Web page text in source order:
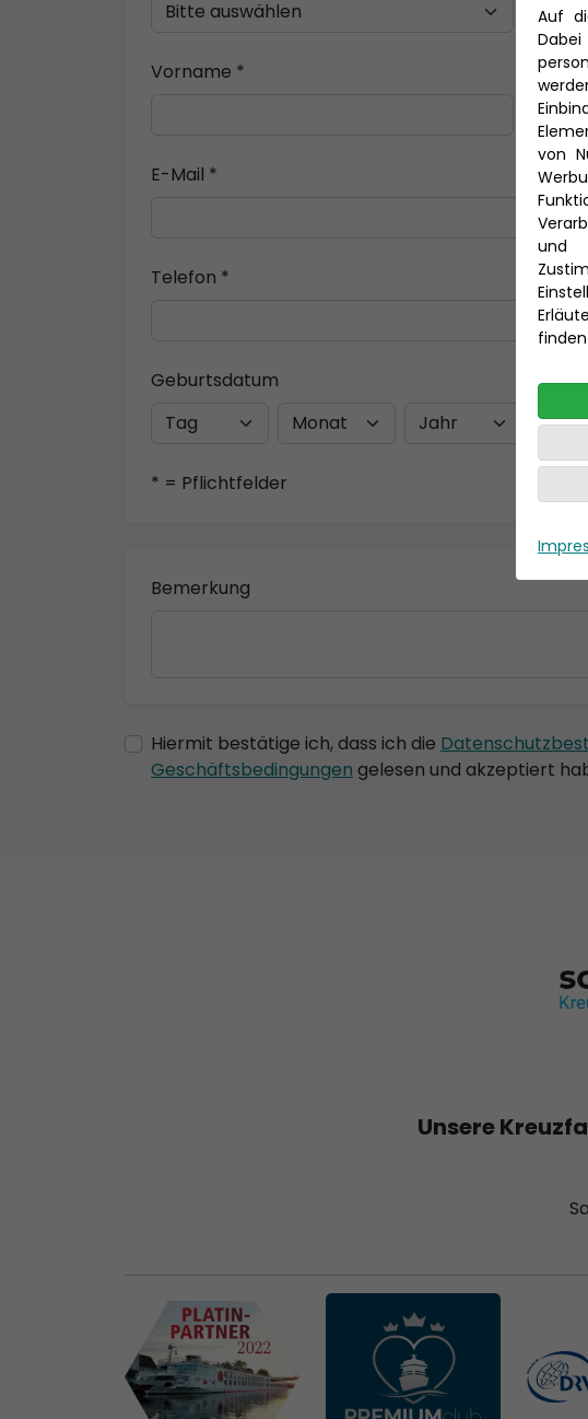
Vorname *
E-Mail *
Telefon *
Geburtsdatum
* = Pflichtfelder
Bemerkung
Hiermit bestätige ich, dass ich die
Geschäftsbedingungen gelesen und akzeptiert
Auf
von
und
Unsere